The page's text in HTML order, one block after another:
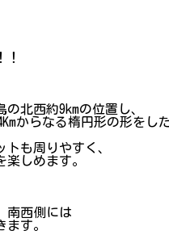
北西約9kmの位置し、
からなる楕円形の形をし
も周りやすく、
しめます。
南西側には
す。